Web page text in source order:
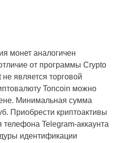
монет аналогичен
от программы Crypto
является торговой
Toncoin можно
Минимальная сумма
Приобрести криптоактивы
Telegram-аккаунта
идентификации